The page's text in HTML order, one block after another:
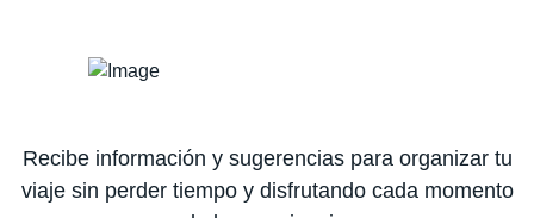
Recibe información y sugerencias para organizar tu
viaje sin perder tiempo y disfrutando cada momento